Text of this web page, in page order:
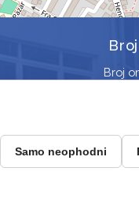
Samo neophodni
Broj
mojWeb2.10.5 |LEFTOR